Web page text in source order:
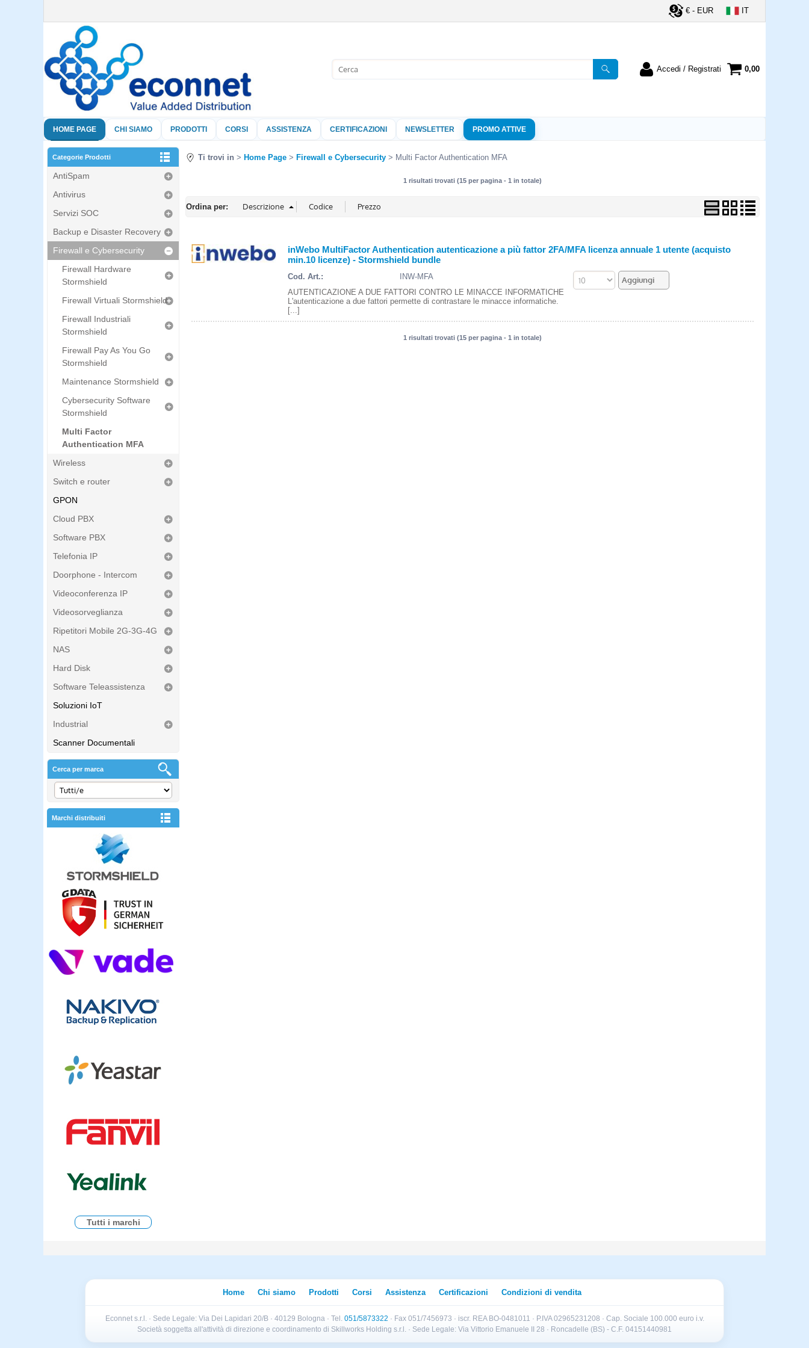
€ - EUR IT
Accedi / Registrati
nome utente e la password e poi
clicca sul pulsante "Accedi"
Password:
0,00
HOME PAGE CHI SIAMO PRODOTTI CORSI ASSISTENZA CERTIFICAZIONI NEWSLETTER PROMO ATTIVE
Categorie Prodotti
AntiSpam
Antivirus
Servizi SOC
Backup e Disaster Recovery
Firewall e Cybersecurity
Firewall Hardware
Stormshield
Firewall Virtuali Stormshield
Firewall Industriali
Stormshield
Firewall Pay As You Go
Stormshield
Maintenance Stormshield
Cybersecurity Software
Stormshield
Multi Factor
Authentication MFA
Wireless
Switch e router
GPON
Cloud PBX
Software PBX
Telefonia IP
Doorphone - Intercom
Videoconferenza IP
Videosorveglianza
Ripetitori Mobile 2G-3G-4G
NAS
Hard Disk
Software Teleassistenza
Soluzioni IoT
Industrial
Scanner Documentali
Cerca per marca
Marchi distribuiti
Tutti i marchi
Ti trovi in Home Page Firewall e Cybersecurity Multi Factor Authentication MFA
1 risultati trovati (15 per pagina - 1 in totale)
Ordina per:
inWebo MultiFactor Authentication autenticazione a più fattor 2FA/MFA licenza annuale 1 utente (acquisto
min.10 licenze) - Stormshield bundle
Cod. Art.:
INW-MFA
AUTENTICAZIONE A DUE FATTORI CONTRO LE MINACCE INFORMATICHE
L'autenticazione a due fattori permette di contrastare le minacce informatiche.
[...]
1 risultati trovati (15 per pagina - 1 in totale)
Home Chi siamo Prodotti Corsi Assistenza Certificazioni Condizioni di vendita
Econnet s.r.l. · Sede Legale: Via Dei Lapidari 20/B · 40129 Bologna · Tel. 051/5873322 · Fax 051/7456973 · iscr. REA BO-0481011 · P.IVA 02965231208 · Cap. Sociale 100.000 euro i.v.
Società soggetta all'attività di direzione e coordinamento di Skillworks Holding s.r.l. · Sede Legale: Via Vittorio Emanuele II 28 · Roncadelle (BS) - C.F. 04151440981